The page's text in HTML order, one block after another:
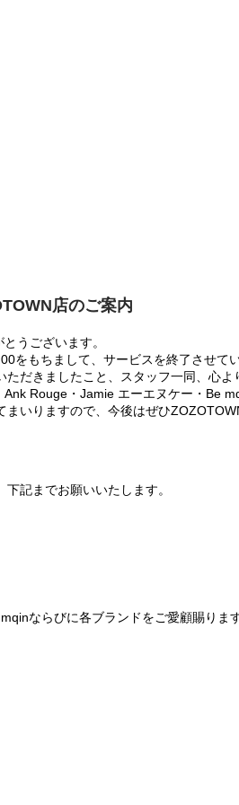
店のご案内
うございます。
をもちまして、サービスを終了させて
だきましたこと、スタッフ一同、心よ
Rouge・Jamie エーエヌケー・Be
いりますので、今後はぜひ
記までお願いいたします。
ならびに各ブランドをご愛顧賜りま